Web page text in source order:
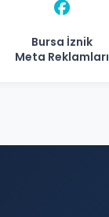
Bursa İznik
Meta Reklamları